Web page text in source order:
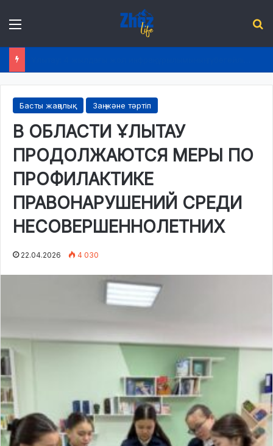
Басты жаңалық Заң және тәртіп
В ОБЛАСТИ ҰЛЫТАУ
ПРОДОЛЖАЮТСЯ МЕРЫ ПО
ПРОФИЛАКТИКЕ
ПРАВОНАРУШЕНИЙ СРЕДИ
НЕСОВЕРШЕННОЛЕТНИХ
22.04.2026 4 030